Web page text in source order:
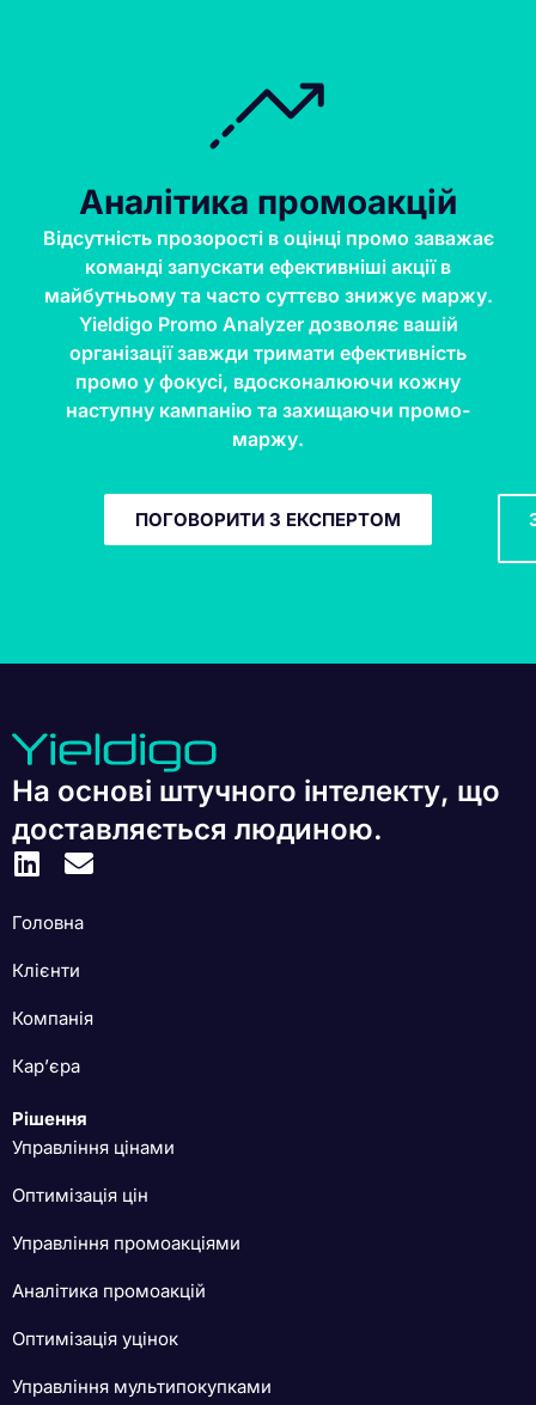
Аналітика промоакцій
Відсутність прозорості в оцінці промо заважає
команді запускати ефективніші акції в
майбутньому та часто суттєво знижує маржу.
Yieldigo Promo Analyzer дозволяє вашій
організації завжди тримати ефективність
промо у фокусі, вдосконалюючи кожну
наступну кампанію та захищаючи промо-
маржу.
ПОГОВОРИТИ З ЕКСПЕРТОМ
На основі штучного інтелекту, що
доставляється людиною.
Головна
Клієнти
Компанія
Кар’єра
Рішення
Управління цінами
Оптимізація цін
Управління промоакціями
Аналітика промоакцій
Оптимізація уцінок
Управління мультипокупками